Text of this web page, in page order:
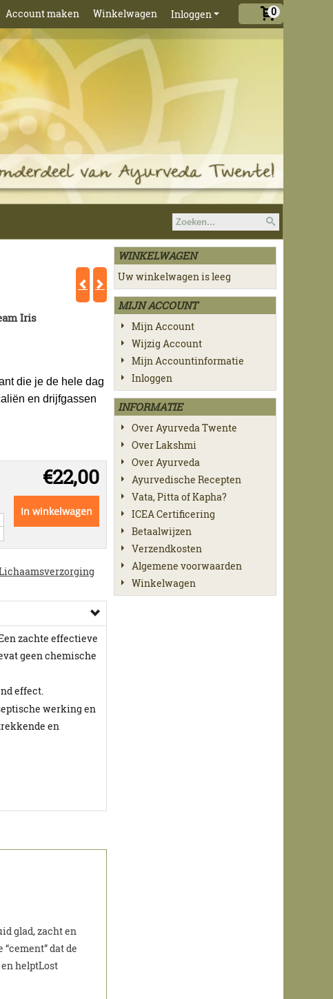
0
Inloggen
Account maken Winkelwagen
Iris
die je de hele dag
en drijfgassen
€22,00
In winkelwagen
zachte effectieve
geen chemische
effect.
werking en
en
glad, zacht en
dat de
helptLost
WINKELWAGEN
Uw winkelwagen is leeg
MIJN ACCOUNT
Mijn Account
Wijzig Account
Mijn Accountinformatie
Inloggen
INFORMATIE
Over Ayurveda Twente
Over Lakshmi
Over Ayurveda
Ayurvedische Recepten
Vata, Pitta of Kapha?
ICEA Certificering
Betaalwijzen
Verzendkosten
Algemene voorwaarden
Winkelwagen